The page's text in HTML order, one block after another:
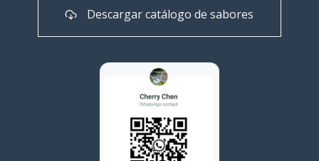
Descargar catálogo de sabores